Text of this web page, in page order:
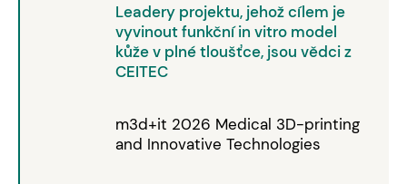
Leadery projektu, jehož cílem je
vyvinout funkční in vitro model
kůže v plné tloušťce, jsou vědci z
CEITEC
m3d+it 2026 Medical 3D-printing
and Innovative Technologies